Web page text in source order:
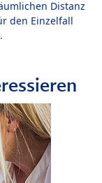
Distanz
den Einzelfall